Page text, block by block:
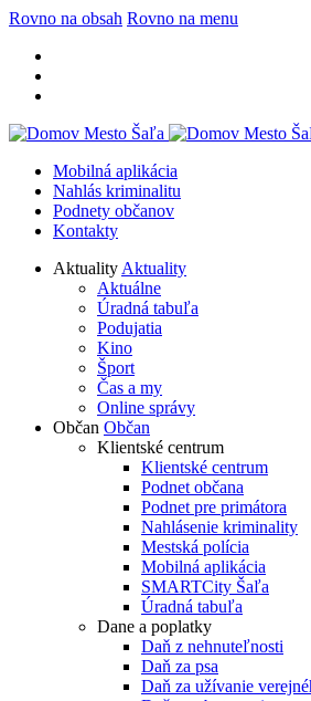
Rovno na obsah Rovno na menu
Mobilná aplikácia
Nahlás kriminalitu
Podnety občanov
Kontakty
Aktuality Aktuality
Aktuálne
Úradná tabuľa
Podujatia
Kino
Šport
Čas a my
Online správy
Občan Občan
Klientské centrum
Klientské centrum
Podnet občana
Podnet pre primátora
Nahlásenie kriminality
Mestská polícia
Mobilná aplikácia
SMARTCity Šaľa
Úradná tabuľa
Dane a poplatky
Daň z nehnuteľnosti
Daň za psa
Daň za užívanie